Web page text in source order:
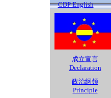
CDP English
成立宣言
Declaration
政治纲领
Principle